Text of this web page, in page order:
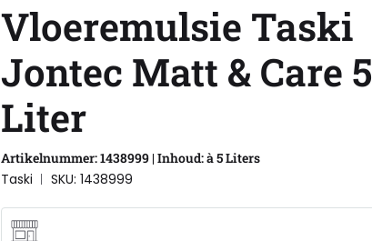
Vloeremulsie Taski
Jontec Matt & Care 5
Liter
Artikelnummer: 1438999 | Inhoud: à 5 Liters
Taski SKU: 1438999